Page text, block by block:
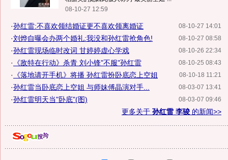
08-10-27 12:59
08-10-27 14:01
·孙红雷:不喜欢领结婚证更不喜欢领离婚证
08-10-27 08:58
·刘烨自曝会办两个婚礼:我没和孙红雷抢角色!
08-10-26 22:34
·孙红雷现场临时改词 甘婷婷虚心学戏
08-10-25 08:43
· 《敌特在行动》杀青 刘小锋"不服"孙红雷
08-10-18 11:21
· 《落地请开手机》将播 孙红雷扮卧底恋上空姐
08-03-07 13:41
·孙红雷当卧底恋上空姐 与师妹傅晶演对手...
08-03-07 09:46
·孙红雷明天当"卧底"(图)
更多关于 孙红雷 李骏 的新闻>>